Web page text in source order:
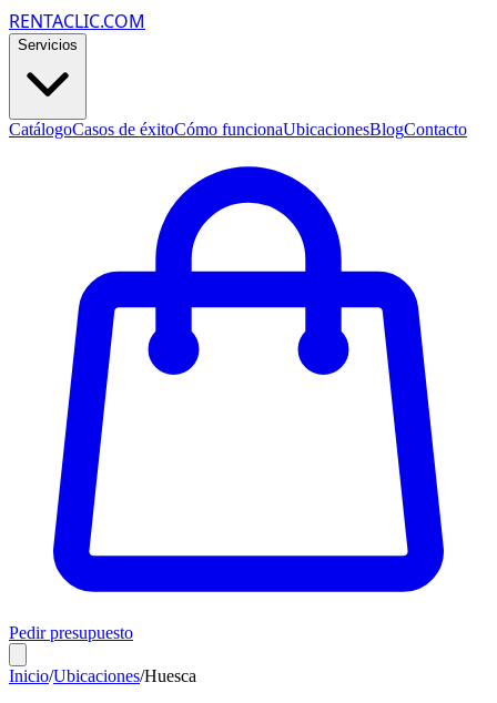
RENTACLIC.COM
Servicios
CatálogoCasos de éxitoCómo funcionaUbicacionesBlogContacto
Pedir presupuesto
Inicio/Ubicaciones/Huesca